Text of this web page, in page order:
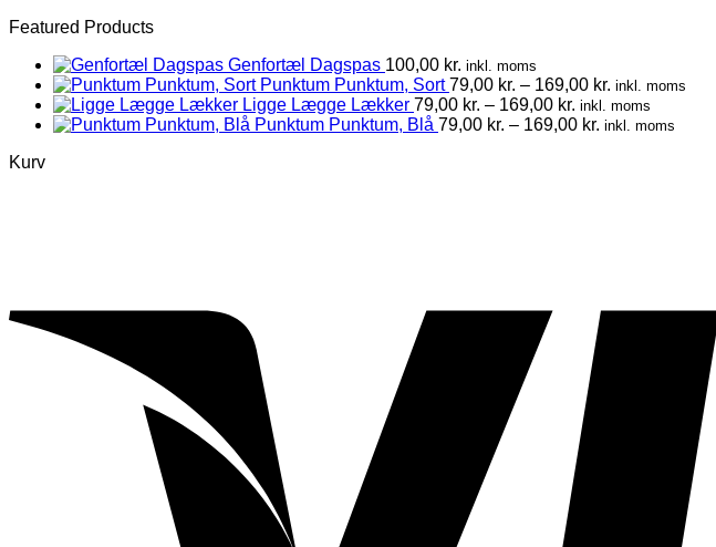
Featured Products
Genfortæl Dagspas 100,00 kr. inkl. moms
Punktum Punktum, Sort 79,00 kr. – 169,00 kr. Prisinterval:
79,00 kr.
til
inkl. moms
Ligge Lægge Lækker 79,00 kr. – 169,00 kr. Prisinterval:
79,00 kr.
inkl. moms
Punktum Punktum, Blå 79,00 kr. – 169,00 kr. Prisinterval:
inkl. moms
Kurv